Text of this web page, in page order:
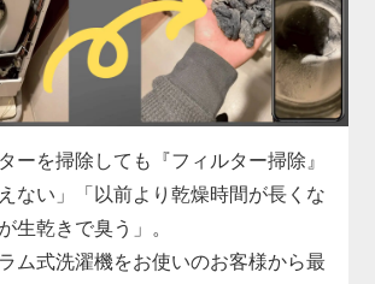
かりな分解が必要になる今こそ、洗
ニングの絶好の機会です。
実績も豊富な私たちが、駆動系の修
積したヘドロ汚れも一掃し、洗濯機
ます。
ーを掃除しても『フィルター掃除』
ない」「以前より乾燥時間が長くな
生乾きで臭う」。
ム式洗濯機をお使いのお客様から最